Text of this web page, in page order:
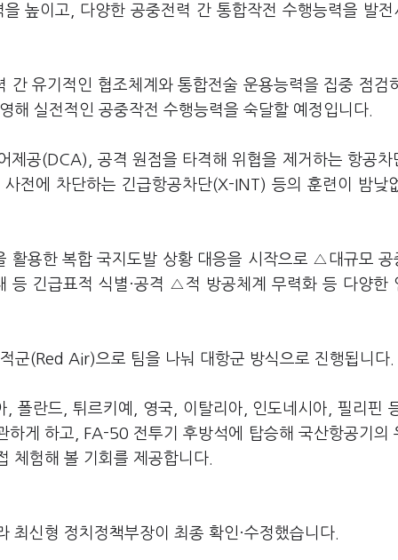
높이고, 다양한 공중전력 간 통합작전 수행능력을 발전
간 유기적인 협조체계와 통합전술 운용능력을 집중 점검
해 실전적인 공중작전 수행능력을 숙달할 예정입니다.
제공(DCA), 공격 원점을 타격해 위협을 제거하는 항공
전에 차단하는 긴급항공차단(X-INT) 등의 훈련이 밤낮
활용한 복합 국지도발 상황 대응을 시작으로 △대규모 공
긴급표적 식별·공격 △적 방공체계 무력화 등 다양한
군(Red Air)으로 팀을 나눠 대항군 방식으로 진행됩니다.
폴란드, 튀르키예, 영국, 이탈리아, 인도네시아, 필리핀
게 하고, FA-50 전투기 후방석에 탑승해 국산항공기의
체험해 볼 기회를 제공합니다.
신형 정치정책부장이 최종 확인·수정했습니다.